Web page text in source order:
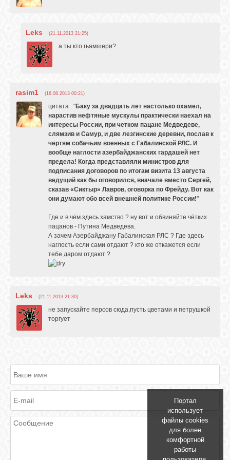
Leks (21.11.2013 21:25)
а ты кто гьамшери?
rasim1 (16.08.2013 00:21)
цитата : "Баку за двадцать лет настолько охамел,
нарастив нефтяные мускулы практически наехал на
интересы России, при четком пацане Медведеве,
слямзив и Самур, и две лезгинские деревни, послав к
чертям собачьим военных с Габалинской РЛС. И
вообще наглости азербайджанских гардашей нет
предела! Когда представляли министров для
подписания договоров по итогам визита 13 августа
ведущий как бы оговорился, вначале вместо Сергей,
сказав «Сиктыр» Лавров, оговорка по Фрейду. Вот как
они думают обо всей внешней политике России!"
Где и в чём здесь хамство ? ну вот и обвиняйте чётких
пацанов - Путина Медведева.
А зачем Азербайджану Габалинская РЛС ? Где здесь
наглость если сами отдают ? кто же откажется если
тебе даром отдают ?
Leks (21.11.2013 21:30)
не запускайте персов сюда,пусть цветами и петрушкой
торгует
Портал
использует
файлы cookies
для более
комфортной
работы